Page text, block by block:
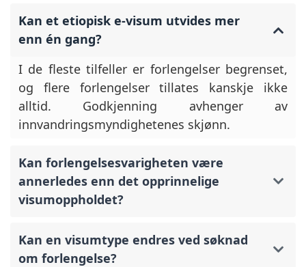
Kan et etiopisk e-visum utvides mer
enn én gang?
I de fleste tilfeller er forlengelser begrenset,
og flere forlengelser tillates kanskje ikke
alltid. Godkjenning avhenger av
innvandringsmyndighetenes skjønn.
Kan forlengelsesvarigheten være
annerledes enn det opprinnelige
visumoppholdet?
Kan en visumtype endres ved søknad
om forlengelse?